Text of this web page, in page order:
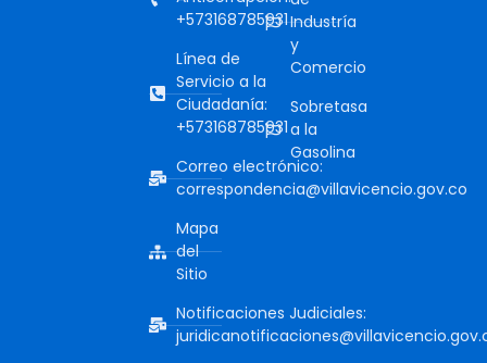
+573168785931
Línea de
Servicio a la
Ciudadanía:
+573168785931
Correo electrónico:
correspondencia@villavicencio.gov.co
Mapa
del
Sitio
Notificaciones Judiciales:
Industría
y
Comercio
Sobretasa
a la
Gasolina